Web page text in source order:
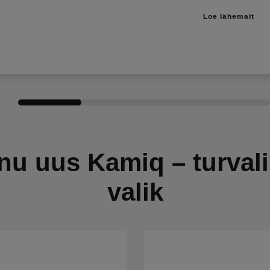
Loe lähemalt
uus Kamiq –
valik